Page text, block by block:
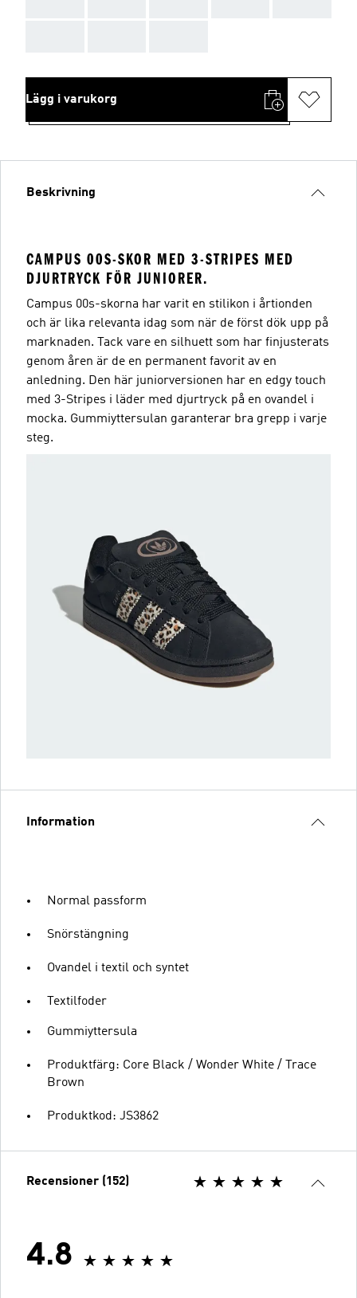
Lägg i varukorg
Beskrivning
CAMPUS 00S-SKOR MED 3-STRIPES MED
DJURTRYCK FÖR JUNIORER.
Campus 00s-skorna har varit en stilikon i årtionden
och är lika relevanta idag som när de först dök upp på
marknaden. Tack vare en silhuett som har finjusterats
genom åren är de en permanent favorit av en
anledning. Den här juniorversionen har en edgy touch
med 3-Stripes i läder med djurtryck på en ovandel i
mocka. Gummiyttersulan garanterar bra grepp i varje
steg.
Information
Normal passform
Snörstängning
Ovandel i textil och syntet
Textilfoder
Gummiyttersula
Produktfärg: Core Black / Wonder White / Trace
Brown
Produktkod: JS3862
Recensioner (152)
4.8